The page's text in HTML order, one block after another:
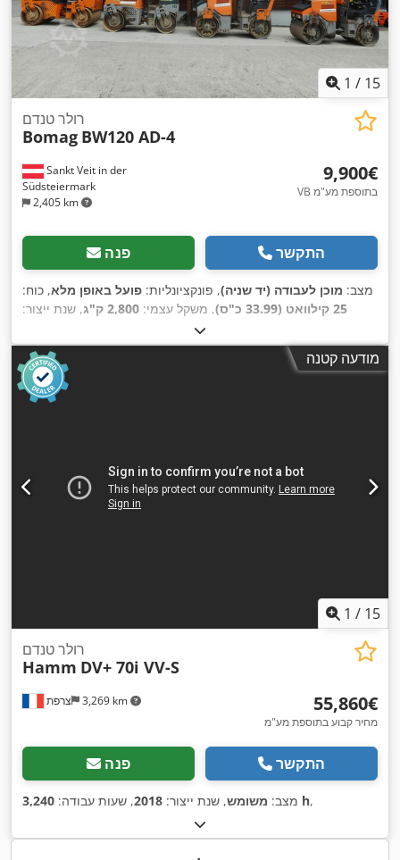
1 / 15
Sankt Veit in der
Südsteiermark
2,405 km
רולר טנדם
Bomag BW120 AD-4
‏9,900 ‏€
VB בתוספת מע"מ
פנה התקשר
מצב: מוכן לעבודה (יד שניה), פונקציונליות: פועל באופן מלא, כוח:
25 קילוואט (33.99 כ"ס)
, משקל עצמי: 2,800 ק"ג
, שנת ייצור:
מודעה קטנה
1 / 15
צרפת 3,269 km
רולר טנדם
Hamm DV+ 70i VV-S
‏55,860 ‏€
מחיר קבוע בתוספת מע"מ
פנה התקשר
מצב: משומש, שנת ייצור: 2018, שעות עבודה: 3,240 h,